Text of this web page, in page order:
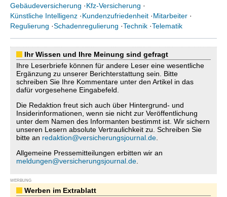
Gebäudeversicherung ·Kfz-Versicherung ·
Künstliche Intelligenz ·Kundenzufriedenheit ·Mitarbeiter ·
Regulierung ·Schadenregulierung ·Technik ·Telematik
Ihr Wissen und Ihre Meinung sind gefragt
Ihre Leserbriefe können für andere Leser eine wesentliche
Ergänzung zu unserer Berichterstattung sein. Bitte
schreiben Sie Ihre Kommentare unter den Artikel in das
dafür vorgesehene Eingabefeld.
Die Redaktion freut sich auch über Hintergrund- und
Insiderinformationen, wenn sie nicht zur Veröffentlichung
unter dem Namen des Informanten bestimmt ist. Wir sichern
unseren Lesern absolute Vertraulichkeit zu. Schreiben Sie
bitte an redaktion@versicherungsjournal.de
Allgemeine Pressemitteilungen erbitten wir an
meldungen@versicherungsjournal.de
WERBUNG
Werben im Extrablatt